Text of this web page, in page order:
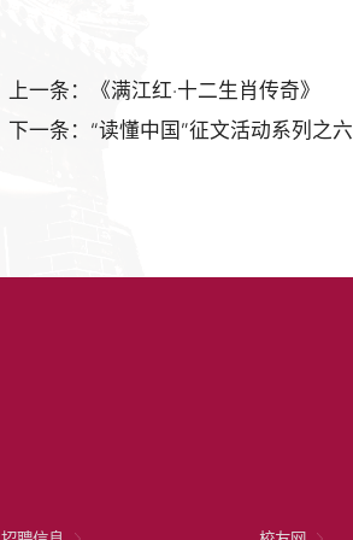
上一条：《满江红·十二生肖传奇》
下一条：“读懂中国”征文活动系列之六